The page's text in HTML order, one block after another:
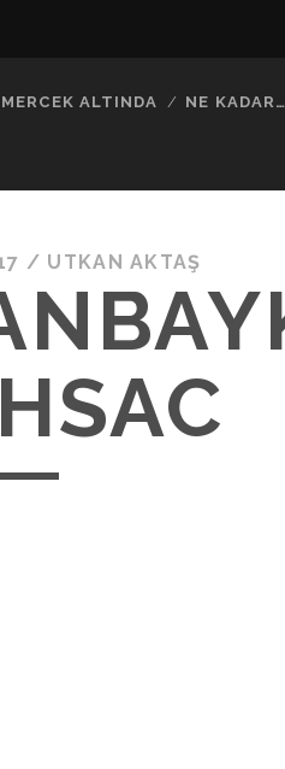
MERCEK ALTINDA NE KADAR…
/ UTKAN AKTAŞ